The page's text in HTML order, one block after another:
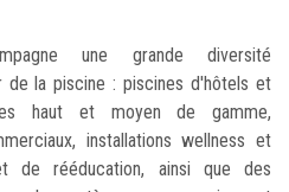
une grande diversité
de la piscine : piscines d'hôtels et
haut et moyen de gamme,
installations wellness et
de rééducation, ainsi que des